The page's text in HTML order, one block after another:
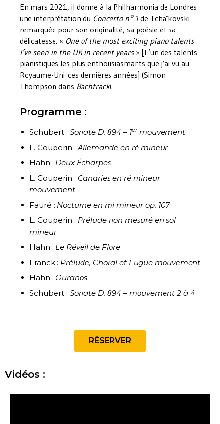
En mars 2021, il donne à la Philharmonia de Londres
une interprétation du Concerto n° 1 de Tchaïkovski
remarquée pour son originalité, sa poésie et sa
délicatesse. « One of the most exciting piano talents
I’ve seen in the UK in recent years» [L’un des talents
pianistiques les plus enthousiasmants que j’ai vu au
Royaume-Uni ces dernières années] (Simon
Thompson dans Bachtrack).
Programme :
Schubert : Sonate D. 894 – 1er mouvement
L. Couperin : Allemande en ré mineur
Hahn : Deux Écharpes
L. Couperin : Canaries en ré mineur
mouvement
Fauré : Nocturne en mi mineur op. 107
L. Couperin : Prélude non mesuré en sol
mineur
Hahn : Le Réveil de Flore
Franck : Prélude, Choral et Fugue mouvement
Hahn : Ouranos
Schubert : Sonate D. 894 – mouvement 2 à 4
RÉSERVER
Vidéos :